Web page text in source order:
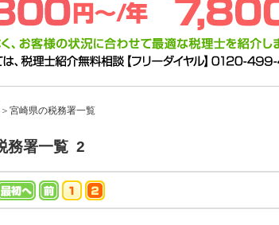
＞ 宮崎県の税務署一覧
務署一覧 2